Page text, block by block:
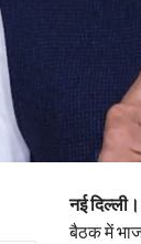
नई दिल्ली।
बैठक में